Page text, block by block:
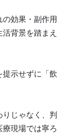
効果・副作用
背景を踏まえ
提示せずに「飲
じゃなく、判
現場では寧ろ